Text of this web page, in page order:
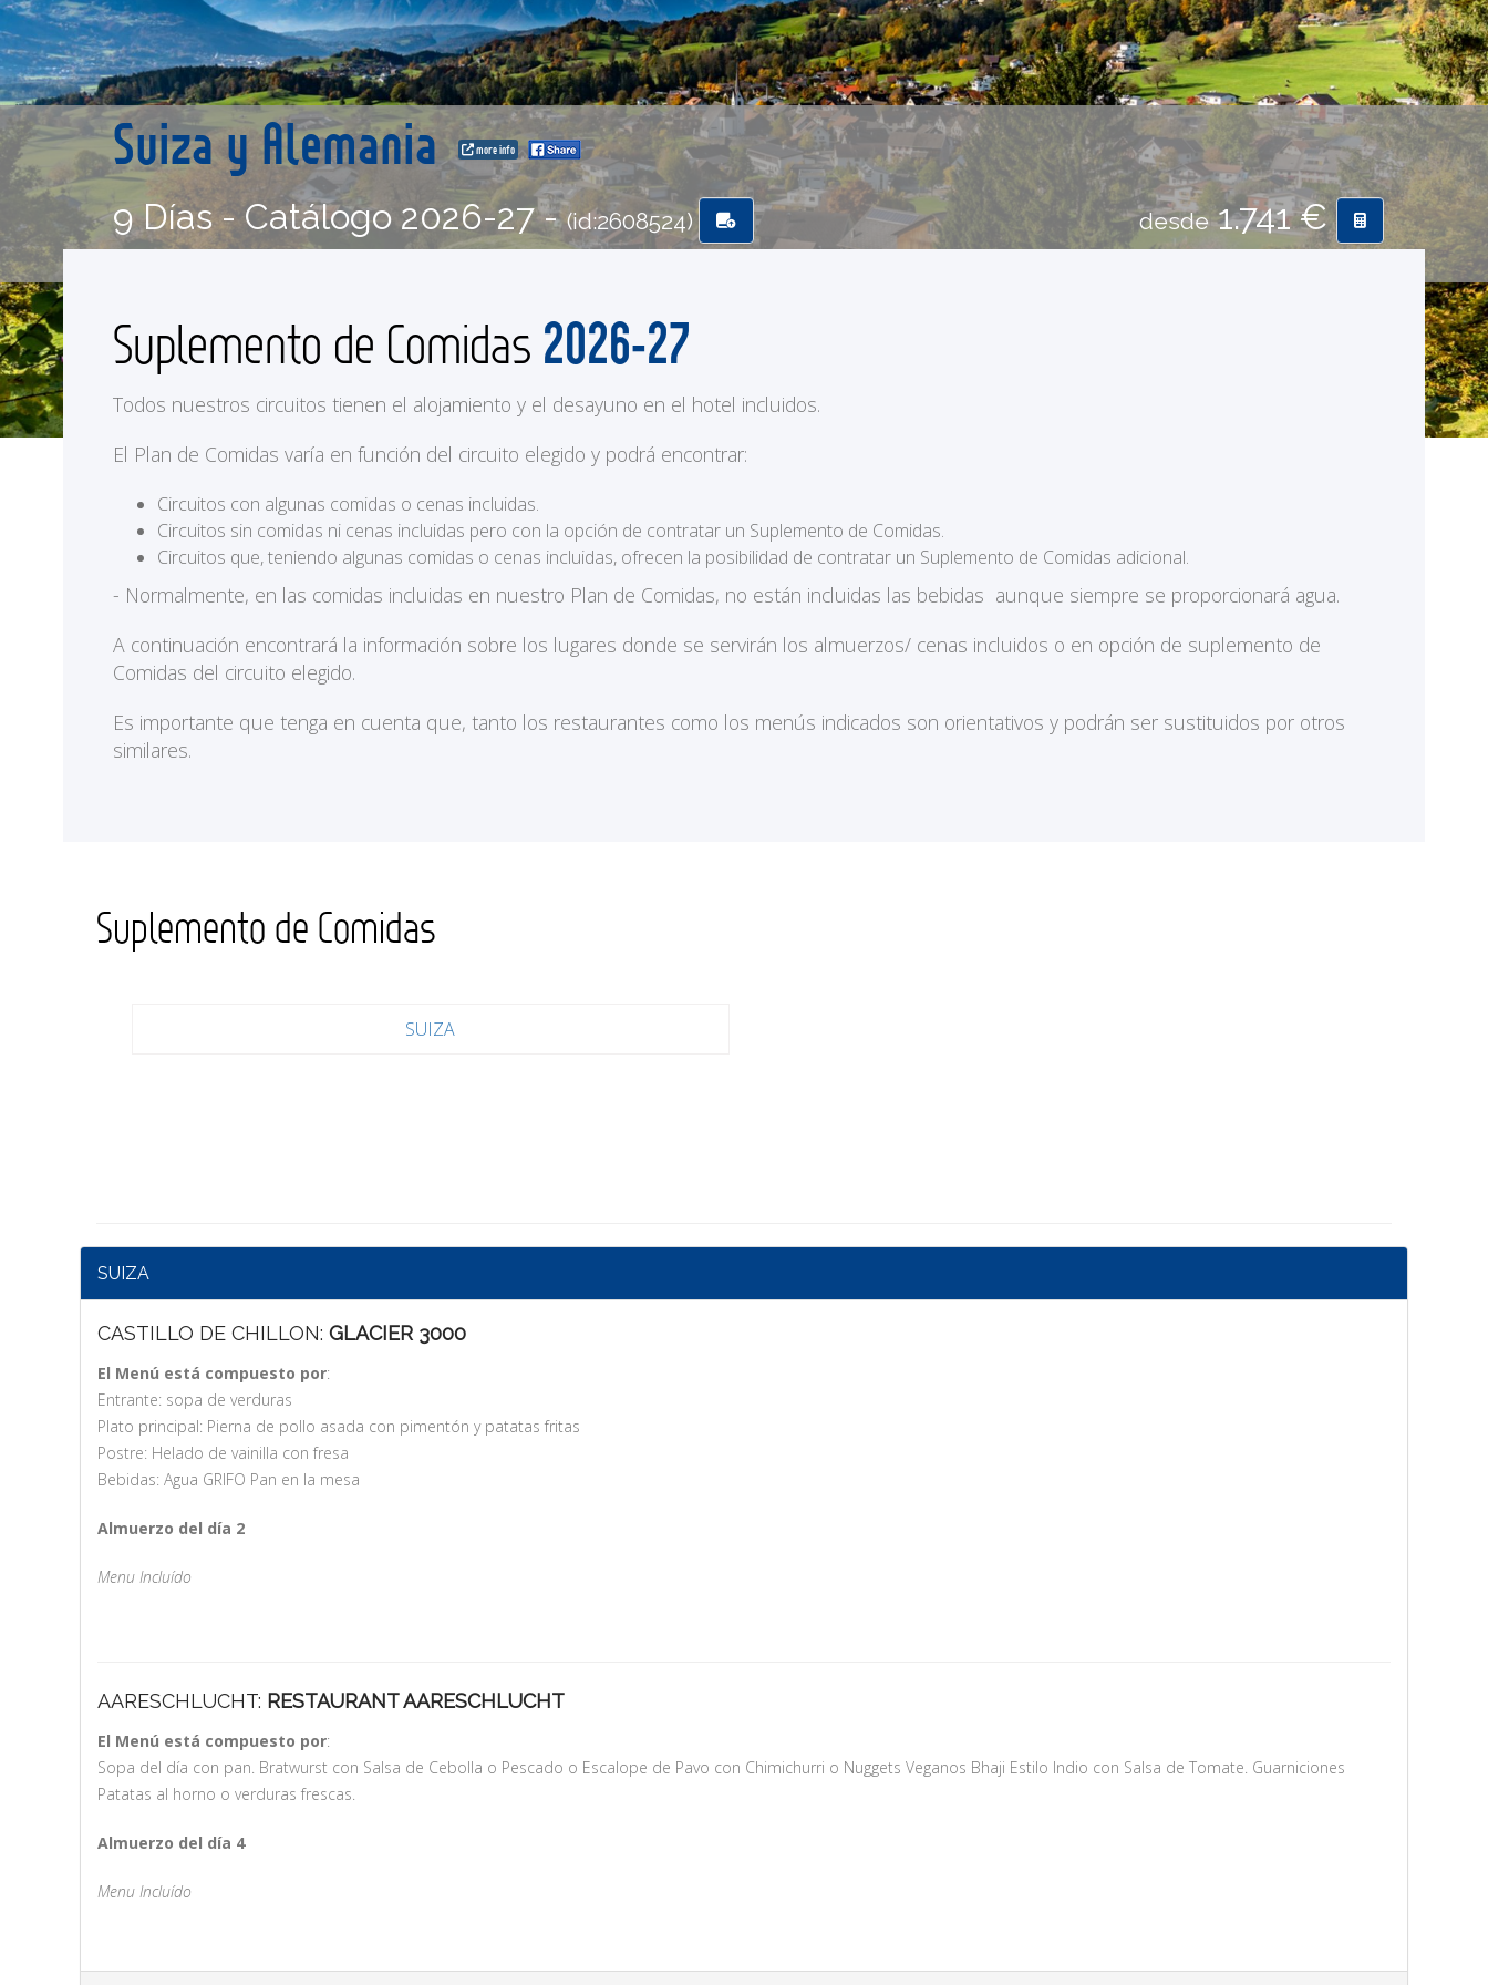
Suiza y Alemania more info
9 Días - Catálogo 2026-27 -(id:2608524) desde1.741 €
Suplemento de Comidas 2026-27
Todos nuestros circuitos tienen el alojamiento y el desayuno en el hotel incluidos.
El Plan de Comidas varía en función del circuito elegido y podrá encontrar:
Circuitos con algunas comidas o cenas incluidas.
Circuitos sin comidas ni cenas incluidas pero con la opción de contratar un Suplemento de Comidas.
Circuitos que, teniendo algunas comidas o cenas incluidas, ofrecen la posibilidad de contratar un Suplemento de Comidas adicional.
- Normalmente, en las comidas incluidas en nuestro Plan de Comidas, no están incluidas las bebidas aunque siempre se proporcionará agua.
A continuación encontrará la información sobre los lugares donde se servirán los almuerzos/ cenas incluidos o en opción de suplemento de
Comidas del circuito elegido.
Es importante que tenga en cuenta que, tanto los restaurantes como los menús indicados son orientativos y podrán ser sustituidos por otros
similares.
Suplemento de Comidas
SUIZA
SUIZA
CASTILLO DE CHILLON: GLACIER 3000
El Menú está compuesto por:
Entrante: sopa de verduras
Plato principal: Pierna de pollo asada con pimentón y patatas fritas
Postre: Helado de vainilla con fresa
Bebidas: Agua GRIFO Pan en la mesa
Almuerzo del día 2
Menu Incluído
AARESCHLUCHT: RESTAURANT AARESCHLUCHT
El Menú está compuesto por:
Sopa del día con pan. Bratwurst con Salsa de Cebolla o Pescado o Escalope de Pavo con Chimichurri o Nuggets Veganos Bhaji Estilo Indio con Salsa de Tomate. Guarniciones
Patatas al horno o verduras frescas.
Almuerzo del día 4
Menu Incluído